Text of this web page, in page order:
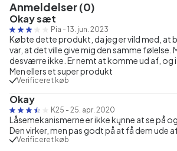
Anmeldelser (0)
Okay sæt
Pia - 13. jun. 2023
Købte dette produkt, da jeg er vild med, at
var, at det ville give mig den samme følelse.
desværre ikke. Er nemt at komme ud af, og
Men ellers et super produkt
Verificeret køb
Okay
K25 - 25. apr. 2020
Låsemekanismerne er ikke kųnne at se på
Den virker, men pas godt på at få dem ude
Verificeret køb